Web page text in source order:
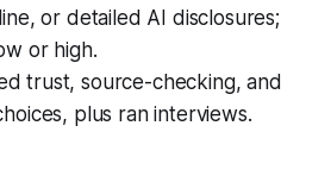
or detailed AI disclosures;
or high.
trust, source-checking, and
plus ran interviews.